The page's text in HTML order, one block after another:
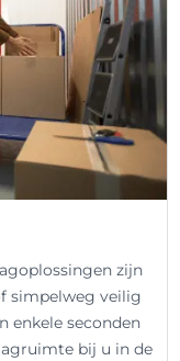
zijn
simpelweg veilig
enkele seconden
bij u in de